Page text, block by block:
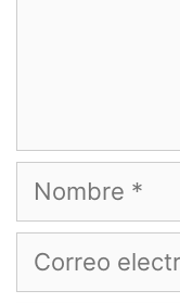
Nombre
Correo
electrónico